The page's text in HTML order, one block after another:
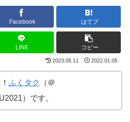
Facebook はてブ
LINE コピー
2023.05.11 2022.01.05
ふくタク （＠
）です。